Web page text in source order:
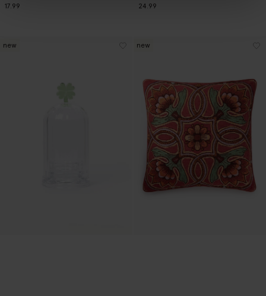
17.99
24.99
new new